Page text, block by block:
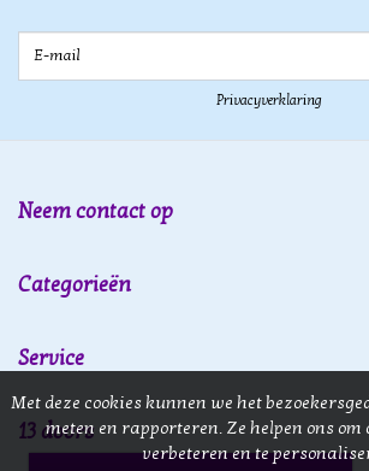
Privacyverklaring
Neem contact op
Categorieën
Service
13 doors
Met deze cookies kunnen we het
meten en rapporteren. Ze helpen ons om
verbeteren en te